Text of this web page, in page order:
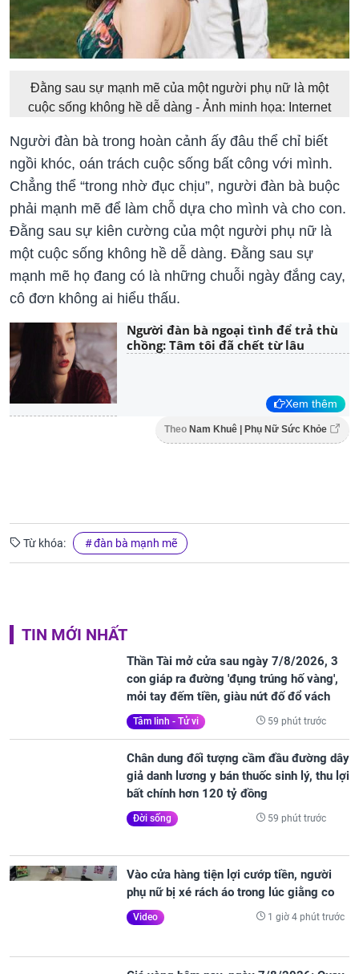
Đằng sau sự mạnh mẽ của một người phụ nữ là một
cuộc sống không hề dễ dàng - Ảnh minh họa: Internet
Người đàn bà trong hoàn cảnh ấy đâu thể chỉ biết
ngồi khóc, oán trách cuộc sống bất công với mình.
Chẳng thể “trong nhờ đục chịu”, người đàn bà buộc
phải mạnh mẽ để làm chỗ dựa cho mình và cho con.
Đằng sau sự kiên cường của một người phụ nữ là
một cuộc sống không hề dễ dàng. Đằng sau sự
mạnh mẽ họ đang có là những chuỗi ngày đắng cay,
cô đơn không ai hiểu thấu.
Người đàn bà ngoại tình để trả thù
chồng: Tâm tôi đã chết từ lâu
Xem thêm
Theo Nam Khuê | Phụ Nữ Sức Khỏe
Từ khóa: đàn bà mạnh mẽ
TIN MỚI NHẤT
Thần Tài mở cửa sau ngày 7/8/2026, 3
con giáp ra đường 'đụng trúng hố vàng',
mỏi tay đếm tiền, giàu nứt đố đổ vách
Tâm linh - Tử vi 59 phút trước
Chân dung đối tượng cầm đầu đường dây
giả danh lương y bán thuốc sinh lý, thu lợi
bất chính hơn 120 tỷ đồng
Đời sống 59 phút trước
Vào cửa hàng tiện lợi cướp tiền, người
phụ nữ bị xé rách áo trong lúc giằng co
Video 1 giờ 4 phút trước